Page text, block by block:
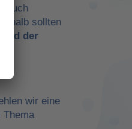
auch
sollten
der
wir eine
Thema